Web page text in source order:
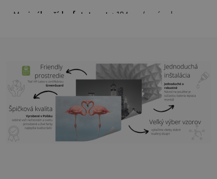
Maximálna šírka fototapety: 124 cm (v prípade
Lepidlo:Nie je potrebné
Použitie:Obývacia izba, spálňa, kancelária, chodba a
ďalšie